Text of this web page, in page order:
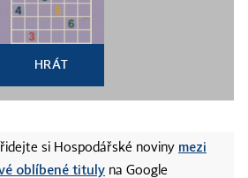
HRÁT
si Hospodářské noviny mezi
oblíbené tituly na Google